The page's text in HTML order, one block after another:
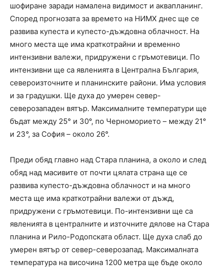
шофиране заради намалена видимост и аквапланинг.
Според прогнозата за времето на НИМХ днес ще се
развива купеста и купесто-дъждовна облачност. На
много места ще има краткотрайни и временно
интензивни валежи, придружени с гръмотевици. По
интензивни ще са явленията в Централна България,
североизточните и планинските райони. Има условия
и за градушки. Ще духа до умерен север-
северозападен вятър. Максималните температури ще
бъдат между 25° и 30°, по Черноморието – между 21°
и 23°, за София – около 26°.
Преди обяд главно над Стара планина, а около и след
обяд над масивите от почти цялата страна ще се
развива купесто-дъждовна облачност и на много
места ще има краткотрайни валежи от дъжд,
придружени с гръмотевици. По-интензивни ще са
явленията в централните и източните дялове на Стара
планина и Рило-Родопската област. Ще духа слаб до
умерен вятър от север-северозапад. Максималната
температура на височина 1200 метра ще бъде около